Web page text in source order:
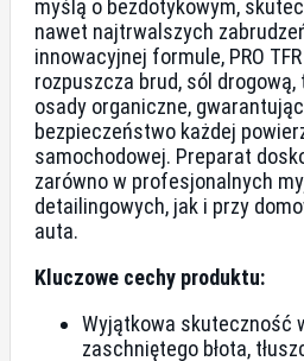
myślą o bezdotykowym,
nawet najtrwalszych
innowacyjnej formule, PRO
rozpuszcza brud, sól drogową,
osady organiczne,
bezpieczeństwo każdej
samochodowej. Preparat
zarówno w profesjonalnych
detailingowych, jak i przy
auta.
Kluczowe cechy produktu:
Wyjątkowa skuteczność
zaschniętego błota,